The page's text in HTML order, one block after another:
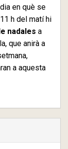
dia en què se
h del matí hi
nadales a
que anirà a
a aquesta